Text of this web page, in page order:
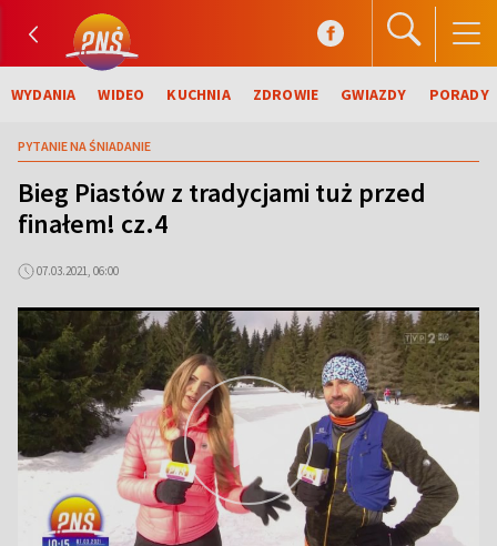
WYDANIA WIDEO KUCHNIA ZDROWIE GWIAZDY PORADY
PYTANIE NA ŚNIADANIE
Bieg Piastów z tradycjami tuż przed
finałem! cz.4
07.03.2021, 06:00